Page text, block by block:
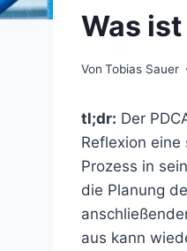
Was
Von Tobias Sauer
tl;dr: Der
Reflexion
Prozess in
die Planung
aus kann